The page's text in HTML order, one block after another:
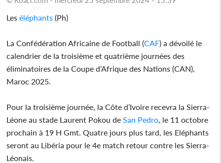
Leséléphants (Ph)
La Confédération Africaine de Football (CAF) a dévoilé le
calendrier de la troisième et quatrième journées des
éliminatoires de la Coupe d’Afrique des Nations (CAN),
Maroc 2025.
Pour la troisième journée, la Côte d’Ivoire recevra la Sierra-
Léone au stade Laurent Pokou de San Pedro , le 11 octobre
prochain à 19 H Gmt. Quatre jours plus tard, les Eléphants
seront au Libéria pour le 4e match retour contre les Sierra-
Léonais.